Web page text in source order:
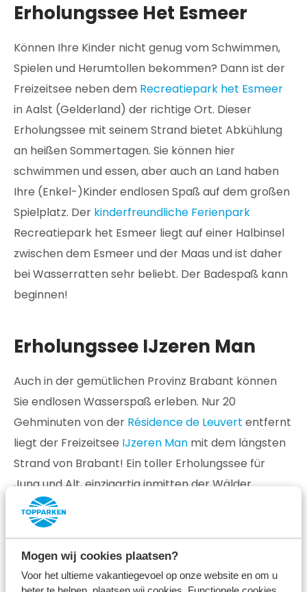
Mogen wij cookies plaatsen?
Voor het ultieme vakantiegevoel op onze website en om u
Erholungssee Het Esmeer
Können Ihre Kinder nicht genug vom Schwimmen,
Spielen und Herumtollen bekommen? Dann ist der
Freizeitsee neben dem Recreatiepark het Esmeer
in Aalst (Gelderland) der richtige Ort. Dieser
Erholungssee mit seinem Strand bietet Abkühlung
an heißen Sommertagen. Sie können hier
schwimmen und essen, aber auch an Land haben
Ihre (Enkel-)Kinder endlosen Spaß auf dem großen
Spielplatz. Der kinderfreundliche Ferienpark
Recreatiepark het Esmeer liegt auf einer Halbinsel
zwischen dem Esmeer und der Maas und ist daher
bei Wasserratten sehr beliebt. Der Badespaß kann
beginnen!
Erholungssee IJzeren Man
Auch in der gemütlichen Provinz Brabant können
Sie endlosen Wasserspaß erleben. Nur 20
Gehminuten von der Résidence de Leuvert entfernt
liegt der Freizeitsee IJzeren Man mit dem längsten
Strand von Brabant! Ein toller Erholungssee für
Jung und Alt, einzigartig inmitten der Wälder
gelegen. Sie können im Strandbad schwimmen, ein
Tretboot oder ein Boot mieten, etwas essen,
Entspannen und Sonnenbaden können Sie auch
einen sportlichen Tag auf dem Beachvolleyballfeld